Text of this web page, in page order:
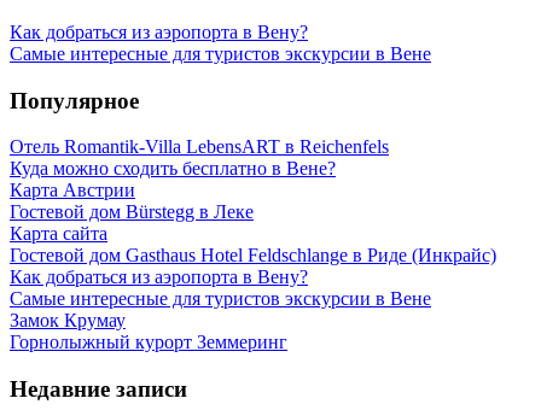
Как добраться из аэропорта в Вену?
Самые интересные для туристов экскурсии в Вене
Популярное
Отель Romantik-Villa LebensART в Reichenfels
Куда можно сходить бесплатно в Вене?
Карта Австрии
Гостевой дом Bürstegg в Леке
Карта сайта
Гостевой дом Gasthaus Hotel Feldschlange в Риде (Инкрайс)
Как добраться из аэропорта в Вену?
Самые интересные для туристов экскурсии в Вене
Замок Крумау
Горнолыжный курорт Земмеринг
Недавние записи